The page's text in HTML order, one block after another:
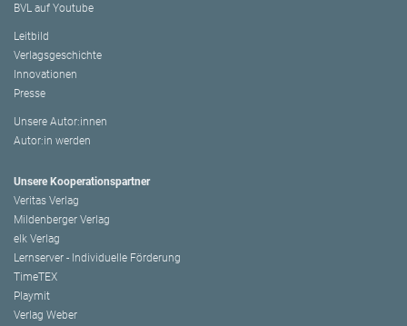
BVL auf Youtube
Leitbild
Verlagsgeschichte
Innovationen
Presse
Unsere Autor:innen
Autor:in werden
Unsere Kooperationspartner
Veritas Verlag
Mildenberger Verlag
elk Verlag
Lernserver - Individuelle Förderung
TimeTEX
Playmit
Verlag Weber